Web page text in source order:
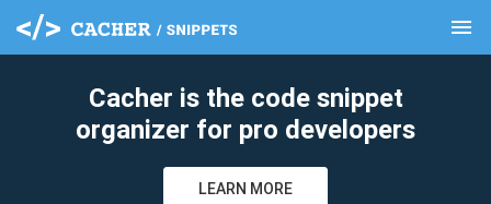
menu
Cacher is the code snippet
organizer for pro developers
LEARN MORE
clear